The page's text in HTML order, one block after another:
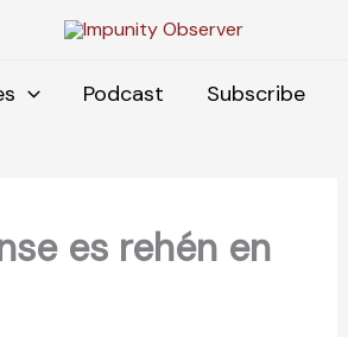
Podcast Subscribe
es rehén en